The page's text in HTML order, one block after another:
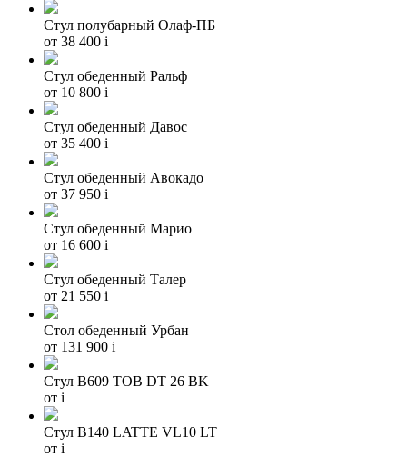
Стул полубарный Олаф-ПБ
от 38 400 i
Стул обеденный Ральф
от 10 800 i
Стул обеденный Давос
от 35 400 i
Стул обеденный Авокадо
от 37 950 i
Стул обеденный Марио
от 16 600 i
Стул обеденный Талер
от 21 550 i
Стол обеденный Урбан
от 131 900 i
Стул B609 TOB DT 26 BK
от i
Стул B140 LATTE VL10 LT
от i